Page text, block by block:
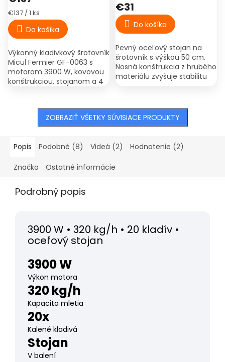
je
5,0
z
5
hviezdičiek.
Jednotková
cena:
€137 / 1 ks
Do košíka
Výkonný kladivkový šrotovník
Micul Fermier GF-0063 s
motorom 3900 W, kovovou
konštrukciou, stojanom a 4
jačmeňa, raže a...
€31
Do košíka
Pevný oceľový stojan na
šrotovník s výškou 50 cm.
Nosná konštrukcia z hrubého
materiálu zvyšuje stabilitu
demontovanom...
ZOBRAZIŤ VŠETKY SÚVISIACE PRODUKTY
Popis Podobné (8) Videá (2) Hodnotenie (2)
Značka Ostatné informácie
Podrobný popis
3900 W • 320 kg/h • 20 kladív •
oceľový stojan
3900 W
Výkon motora
320 kg/h
Kapacita mletia
20x
Kalené kladivá
Stojan
V balení